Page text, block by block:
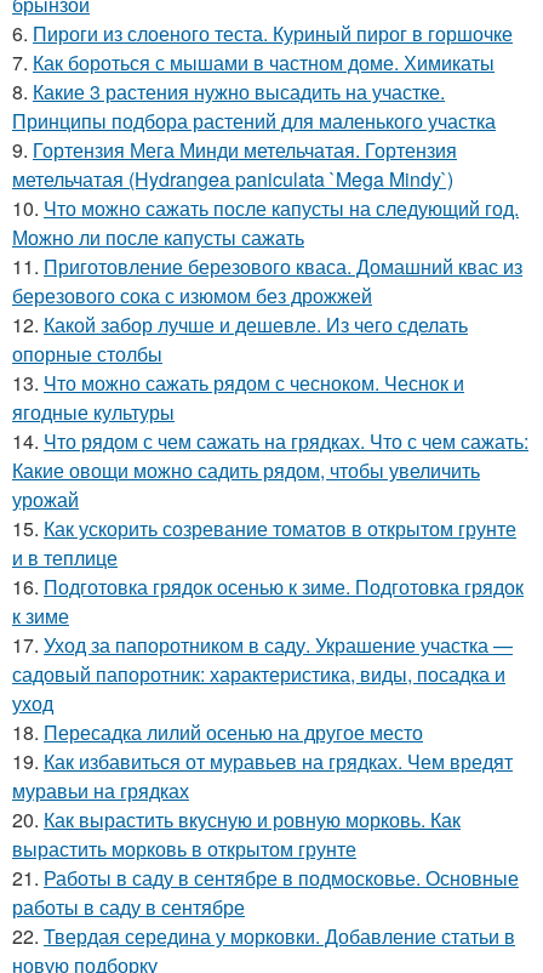
6. Пироги из слоеного теста. Куриный пирог в горшочке
7. Как бороться с мышами в частном доме. Химикаты
8. Какие 3 растения нужно высадить на участке.
Принципы подбора растений для маленького участка
9. Гортензия Мега Минди метельчатая. Гортензия
метельчатая (Hydrangea paniculata `Mega Mindy`)
10. Что можно сажать после капусты на следующий год.
Можно ли после капусты сажать
11. Приготовление березового кваса. Домашний квас из
березового сока с изюмом без дрожжей
12. Какой забор лучше и дешевле. Из чего сделать
опорные столбы
13. Что можно сажать рядом с чесноком. Чеснок и
ягодные культуры
14. Что рядом с чем сажать на грядках. Что с чем сажать:
Какие овощи можно садить рядом, чтобы увеличить
урожай
15. Как ускорить созревание томатов в открытом грунте
и в теплице
16. Подготовка грядок осенью к зиме. Подготовка грядок
к зиме
17. Уход за папоротником в саду. Украшение участка —
садовый папоротник: характеристика, виды, посадка и
уход
18. Пересадка лилий осенью на другое место
19. Как избавиться от муравьев на грядках. Чем вредят
муравьи на грядках
20. Как вырастить вкусную и ровную морковь. Как
вырастить морковь в открытом грунте
21. Работы в саду в сентябре в подмосковье. Основные
работы в саду в сентябре
22. Твердая середина у морковки. Добавление статьи в
новую подборку